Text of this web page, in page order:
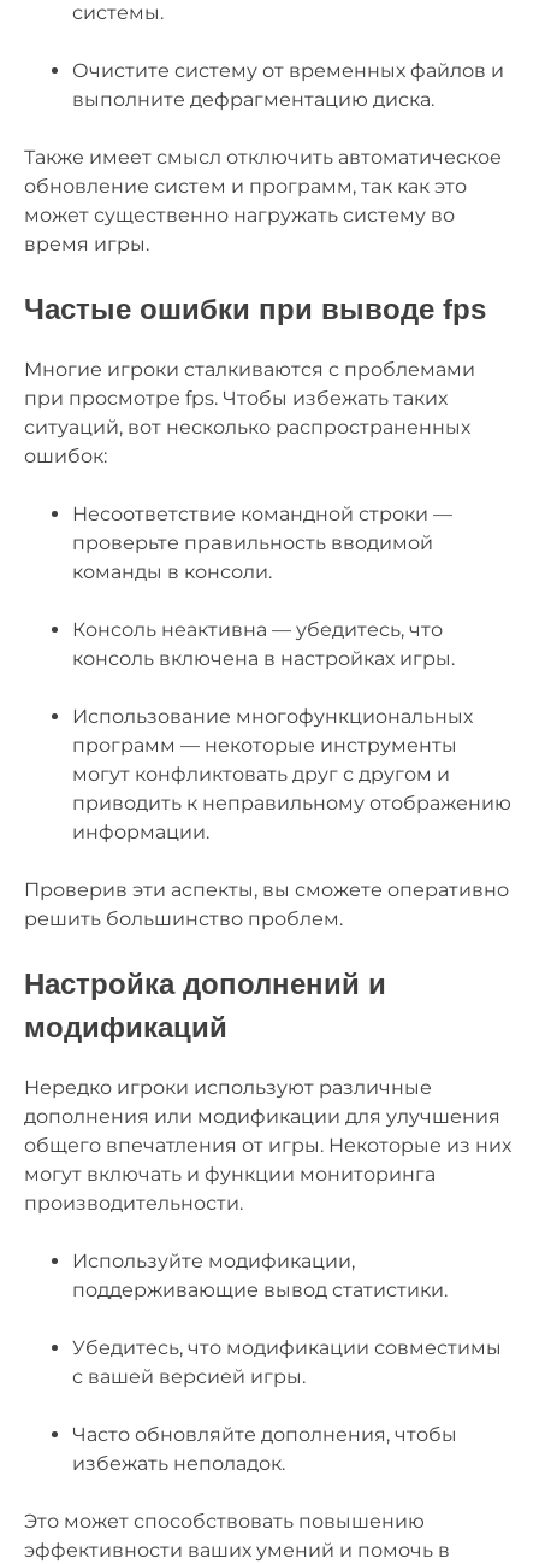
системы.
Очистите систему от временных файлов и
выполните дефрагментацию диска.
Также имеет смысл отключить автоматическое
обновление систем и программ, так как это
может существенно нагружать систему во
время игры.
Частые ошибки при выводе fps
Многие игроки сталкиваются с проблемами
при просмотре fps. Чтобы избежать таких
ситуаций, вот несколько распространенных
ошибок:
Несоответствие командной строки —
проверьте правильность вводимой
команды в консоли.
Консоль неактивна — убедитесь, что
консоль включена в настройках игры.
Использование многофункциональных
программ — некоторые инструменты
могут конфликтовать друг с другом и
приводить к неправильному отображению
информации.
Проверив эти аспекты, вы сможете оперативно
решить большинство проблем.
Настройка дополнений и
модификаций
Нередко игроки используют различные
дополнения или модификации для улучшения
общего впечатления от игры. Некоторые из них
могут включать и функции мониторинга
производительности.
Используйте модификации,
поддерживающие вывод статистики.
Убедитесь, что модификации совместимы
с вашей версией игры.
Часто обновляйте дополнения, чтобы
избежать неполадок.
Это может способствовать повышению
эффективности ваших умений и помочь в